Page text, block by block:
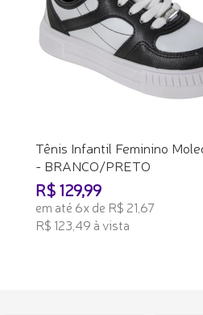
Tênis Infantil Feminino
- BRANCO/PRETO
R$ 129,99
em até 6x de R$ 21,67
R$ 123,49 à vista